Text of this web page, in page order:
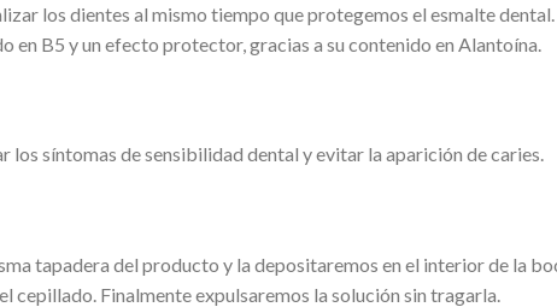
los dientes al mismo tiempo que protegemos el esmalte
B5 y un efecto protector, gracias a su contenido en Alantoína.
los síntomas de sensibilidad dental y evitar la aparición de caries.
tapadera del producto y la depositaremos en el interior de la
cepillado. Finalmente expulsaremos la solución sin tragarla.